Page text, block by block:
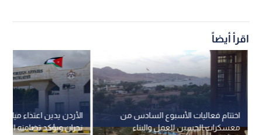
اقرأ أيضاً
الأردن يدين اعتداء
نجران ويؤكد تضامنه
اختتام فعاليات الأسبوع السادس من
معسكرات الحسين للعمل والبناء